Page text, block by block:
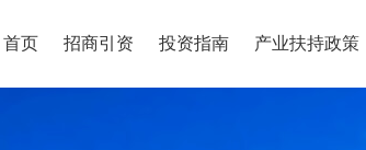
首页 招商引资 投资指南 产业扶持政策